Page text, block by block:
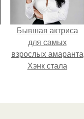
Бывшая актриса
для самых
взрослых амаранта
Хэнк стала